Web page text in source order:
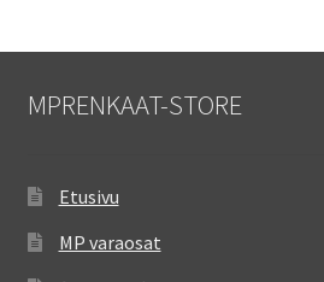
MPRENKAAT-STORE
Etusivu
MP varaosat